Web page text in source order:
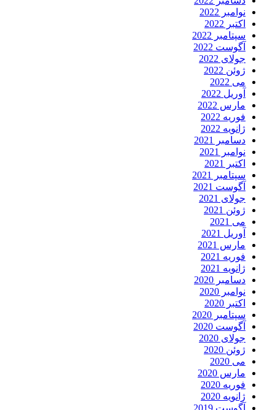
نوامبر 2022
اکتبر 2022
سپتامبر 2022
آگوست 2022
جولای 2022
ژوئن 2022
می 2022
آوریل 2022
مارس 2022
فوریه 2022
ژانویه 2022
دسامبر 2021
نوامبر 2021
اکتبر 2021
سپتامبر 2021
آگوست 2021
جولای 2021
ژوئن 2021
می 2021
آوریل 2021
مارس 2021
فوریه 2021
ژانویه 2021
دسامبر 2020
نوامبر 2020
اکتبر 2020
سپتامبر 2020
آگوست 2020
جولای 2020
ژوئن 2020
می 2020
مارس 2020
فوریه 2020
ژانویه 2020